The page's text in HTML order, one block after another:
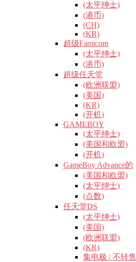
(太平绅士)
(港币)
(CH)
(KR)
超级Famicom
(太平绅士)
(港币)
超级任天堂
(欧洲联盟)
(美国)
(KR)
(开机)
GAMEBOY
(太平绅士)
(美国和欧盟)
(开机)
GameBoy Advance的
(美国和欧盟)
(太平绅士)
(点数)
任天堂DS
(太平绅士)
(美国)
(欧洲联盟)
(KR)
集电极 / 不转售